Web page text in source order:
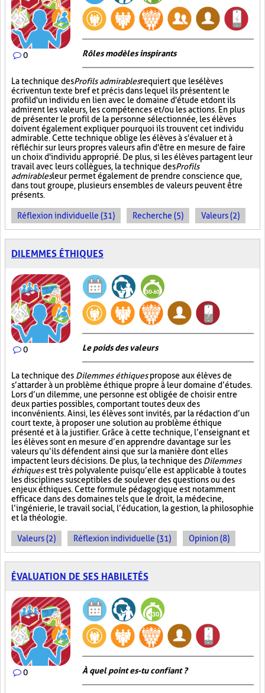
0 Rôles modèles inspirants
La technique desProfils admirablesrequiert que les élèves
écrivent un texte bref et précis dans lequel ils présentent le
profil d'un individu en lien avec le domaine d'étude et dont ils
admirent les valeurs, les compétences et/ou les actions. En plus
de présenter le profil de la personne sélectionnée, les élèves
doivent également expliquer pourquoi ils trouvent cet individu
admirable. Cette technique oblige les élèves à s'évaluer et à
réfléchir sur leurs propres valeurs afin d'être en mesure de faire
un choix d'individu approprié. De plus, si les élèves partagent leur
travail avec leurs collègues, la technique desProfils
admirablesleur permet également de prendre conscience que,
dans tout groupe, plusieurs ensembles de valeurs peuvent être
présents.
Réflexion individuelle (31) Recherche (5) Valeurs (2)
DILEMMES ÉTHIQUES
0 Le poids des valeurs
La technique des Dilemmes éthiquespropose aux élèves de
s’attarder à un problème éthique propre à leur domaine d’études.
Lors d’un dilemme, une personne est obligée de choisir entre
deux parties possibles, comportant toutes deux des
inconvénients. Ainsi, les élèves sont invités, par la rédaction d’un
court texte, à proposer une solution au problème éthique
présenté et à la justifier. Grâce à cette technique, l’enseignant et
les élèves sont en mesure d’en apprendre davantage sur les
valeurs qu’ils défendent ainsi que sur la manière dont elles
impactent leurs décisions. De plus, la technique des Dilemmes
éthiquesest très polyvalente puisqu’elle est applicable à toutes
les disciplines susceptibles de soulever des questions ou des
enjeux éthiques. Cette formule pédagogique est notamment
efficace dans des domaines tels que le droit, la médecine,
l’ingénierie, le travail social, l’éducation, la gestion, la philosophie
et la théologie.
Valeurs (2) Réflexion individuelle (31) Opinion (8)
ÉVALUATION DE SES HABILETÉS
0 À quel point es-tu confiant ?